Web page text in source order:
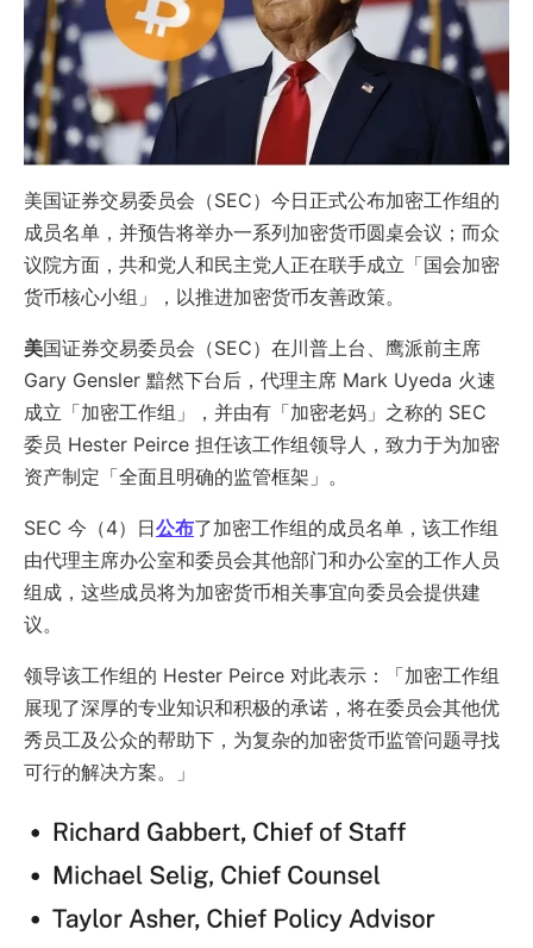
美国证券交易委员会（SEC）今日正式公布加密工作组的
成员名单，并预告将举办一系列加密货币圆桌会议；而众
议院方面，共和党人和民主党人正在联手成立「国会加密
货币核心小组」，以推进加密货币友善政策。
美国证券交易委员会（SEC）在川普上台、鹰派前主席
Gary Gensler 黯然下台后，代理主席 Mark Uyeda 火速
成立「加密工作组」，并由有「加密老妈」之称的 SEC
委员 Hester Peirce 担任该工作组领导人，致力于为加密
资产制定「全面且明确的监管框架」。
SEC 今（4）日公布了加密工作组的成员名单，该工作组
由代理主席办公室和委员会其他部门和办公室的工作人员
组成，这些成员将为加密货币相关事宜向委员会提供建
议。
领导该工作组的 Hester Peirce 对此表示：「加密工作组
展现了深厚的专业知识和积极的承诺，将在委员会其他优
秀员工及公众的帮助下，为复杂的加密货币监管问题寻找
可行的解决方案。」